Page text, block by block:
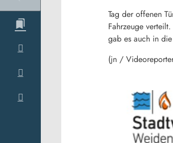
Tag der offenen
Fahrzeuge
gab es auch in
(jn /